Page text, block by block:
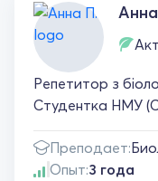
Репетитор з
Студентка НМУ
Преподает:
Опыт:3 года